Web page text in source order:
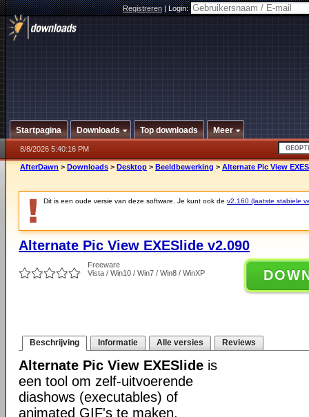
Registreren|Login:
Startpagina Downloads Top downloads Meer
8/8/2026 5:40:16 PM
AfterDawn > Downloads > Desktop > Beeldbewerking > Alternate Pic View
Dit is een oude versie van deze software. Je kunt ook de v2.160 (laatste stabiele
Alternate Pic View EXESlide v2.090
Freeware
Vista / Win10 / Win7 / Win8 / WinXP
Beschrijving Informatie Alle versies Reviews
Alternate Pic View EXESlide is
een tool om zelf-uitvoerende
diashows (executables) of
animated GIF's te maken.